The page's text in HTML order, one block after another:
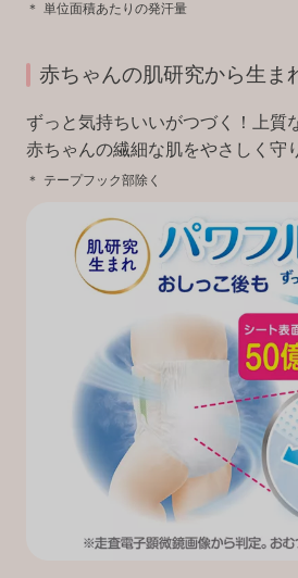
＊ 単位面積あたりの発汗量
赤ちゃんの肌研究から生ま
ずっと気持ちいいがつづく！上質
赤ちゃんの繊細な肌をやさしく守
＊ テープフック部除く